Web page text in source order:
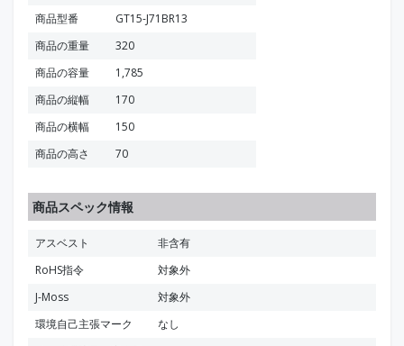
商品型番
GT15-J71BR13
商品の重量
320
商品の容量
1,785
商品の縦幅
170
商品の横幅
150
商品の高さ
70
商品スペック情報
アスベスト
非含有
RoHS指令
対象外
J-Moss
対象外
環境自己主張マーク
なし